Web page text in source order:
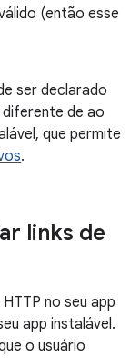
(então esse
ser declarado
de ao
que permite
.
links de
no seu app
app instalável.
o usuário